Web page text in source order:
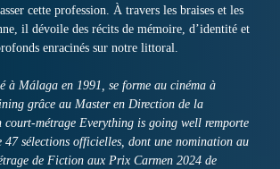
cette profession. À travers les braises et les
il dévoile des récits de mémoire, d’identité et
enracinés sur notre littoral.
à Málaga en 1991, se forme au cinéma à
grâce au Master en Direction de la
court-métrage Everything is going well remporte
47 sélections officielles, dont une nomination au
de Fiction aux Prix Carmen 2024 de